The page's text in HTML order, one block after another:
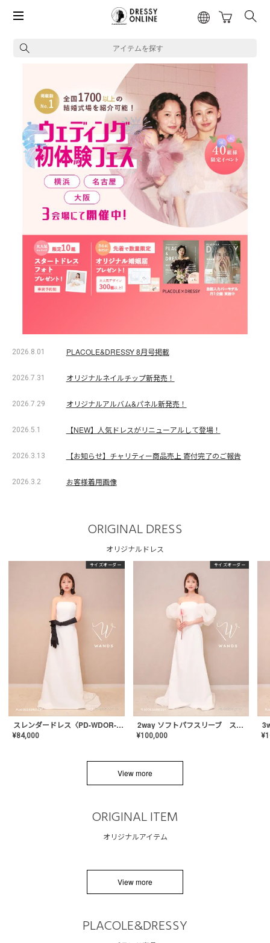
アイテムを探す
2026.8.01 PLACOLE&DRESSY 8月号掲載
2026.7.31 オリジナルネイルチップ新発売！
2026.7.29 オリジナルアルバム&パネル新発売！
2026.5.1 【NEW】人気ドレスがリニューアルして登場！
2026.3.13 【お知らせ】チャリティー商品売上 寄付完了のご報告
2026.3.2 お客様着用画像
ORIGINAL DRESS
オリジナルドレス
サイズオーダー
スレンダードレス〈PD-WDOR-2110〉
¥84,000
サイズオーダー
2way ソフトパフスリーブ スレンダードレス〈PD-WDOR-2112〉
¥100,000 ¥
View more
ORIGINAL ITEM
オリジナルアイテム
View more
PLACOLE&DRESSY